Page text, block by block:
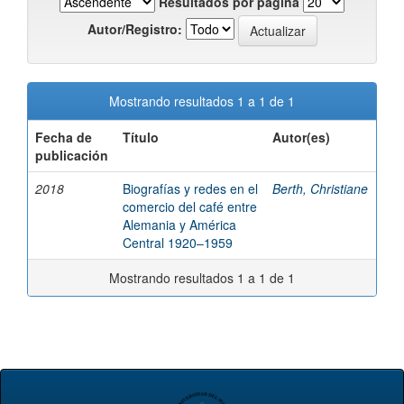
Autor/Registro:
Mostrando resultados 1 a 1 de 1
Fecha de
publicación
Título Autor(es)
2018
Biografías y redes en el
comercio del café entre
Alemania y América
Central 1920–1959
Berth, Christiane
Mostrando resultados 1 a 1 de 1